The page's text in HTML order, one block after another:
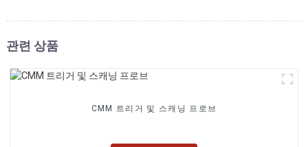
관련 상품
CMM 트리거 및 스캐닝 프로브